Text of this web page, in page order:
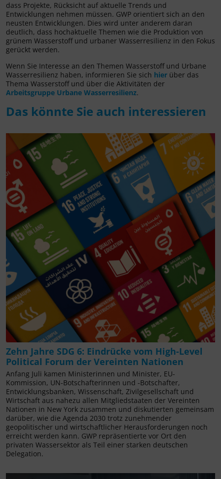
dass Projekte, Rücksicht auf aktuelle Trends und
Entwicklungen nehmen müssen. GWP orientiert sich an den
neusten Entwicklungen. Dies wird unter anderem daran
deutlich, dass hochaktuelle Themen wie die Produktion von
grünem Wasserstoff und urbaner Wasserresilienz in den Fokus
gerückt werden.
Wenn Sie Interesse an den Themen Wasserstoff und Urbane
Wasserresilienz haben, informieren Sie sich hier über das
Thema Wasserstoff und über die Aktivitäten der
Arbeitsgruppe Urbane Wasserresilienz.
Das könnte Sie auch interessieren
Zehn Jahre SDG 6: Eindrücke vom High-Level
Political Forum der Vereinten Nationen
Anfang Juli kamen Ministerinnen und Minister, EU-
Kommission, UN-Botschafterinnen und -Botschafter,
Entwicklungsbanken, Wissenschaft, Zivilgesellschaft und
Wirtschaft aus nahezu allen Mitgliedstaaten der Vereinten
Nationen in New York zusammen und diskutierten gemeinsam
darüber, wie die Agenda 2030 trotz zunehmender
geopolitischer und wirtschaftlicher Herausforderungen noch
erreicht werden kann. GWP repräsentierte vor Ort den
privaten Wassersektor als Teil einer starken deutschen
Delegation.